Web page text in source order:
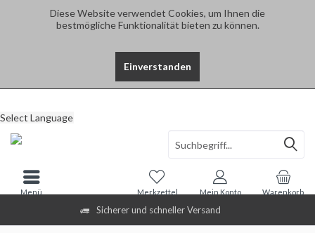
Diese Website verwendet Cookies, um Ihnen die
bestmögliche Funktionalität bieten zu können.
Einverstanden
Sicherer und schneller Versand
Select Language
Warenkorb
Merkzettel Mein Konto
Menü